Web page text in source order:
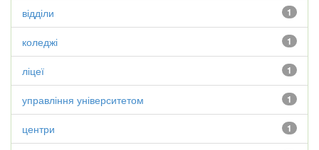
1
відділи
1
коледжі
1
ліцеї
1
управління університетом
1
центри